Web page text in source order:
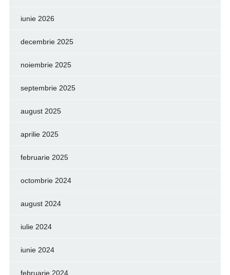
iunie 2026
decembrie 2025
noiembrie 2025
septembrie 2025
august 2025
aprilie 2025
februarie 2025
octombrie 2024
august 2024
iulie 2024
iunie 2024
februarie 2024